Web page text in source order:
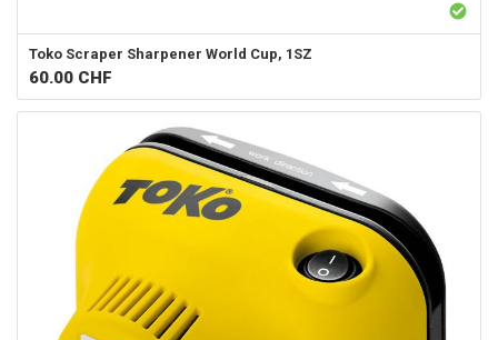
Toko Scraper Sharpener World Cup, 1SZ
60.00 CHF